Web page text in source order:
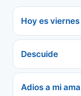
Hoy es viernes
Descuide
Adios a mi